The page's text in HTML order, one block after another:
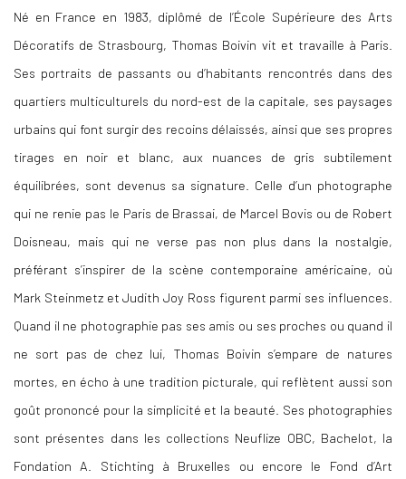
Né en France en 1983, diplômé de l’École Supérieure des Arts
Décoratifs de Strasbourg, Thomas Boivin vit et travaille à Paris.
Ses portraits de passants ou d’habitants rencontrés dans des
quartiers multiculturels du nord-est de la capitale, ses paysages
urbains qui font surgir des recoins délaissés, ainsi que ses propres
tirages en noir et blanc, aux nuances de gris subtilement
équilibrées, sont devenus sa signature. Celle d’un photographe
qui ne renie pas le Paris de Brassai, de Marcel Bovis ou de Robert
Doisneau, mais qui ne verse pas non plus dans la nostalgie,
préférant s’inspirer de la scène contemporaine américaine, où
Mark Steinmetz et Judith Joy Ross figurent parmi ses influences.
Quand il ne photographie pas ses amis ou ses proches ou quand il
ne sort pas de chez lui, Thomas Boivin s’empare de natures
mortes, en écho à une tradition picturale, qui reflètent aussi son
goût prononcé pour la simplicité et la beauté. Ses photographies
sont présentes dans les collections Neuflize OBC, Bachelot, la
Fondation A. Stichting à Bruxelles ou encore le Fond d’Art